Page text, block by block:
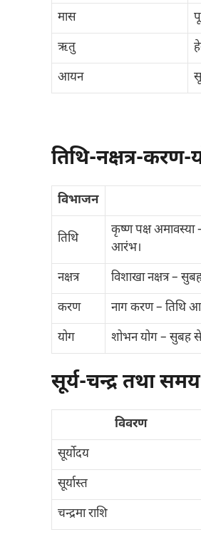
मास
ऋतु
आयन
तिथि-नक्षत्र-
विभाजन
तिथि
कृष्ण पक्ष अमावस्या
आरंभ।
नक्षत्र
विशाखा नक्षत्र –
करण
नाग करण – तिथि
योग
शोभन योग – सुबह
सूर्य-चन्द्र तथा
विवरण
सूर्योदय
सूर्यास्त
चन्द्रमा राशि